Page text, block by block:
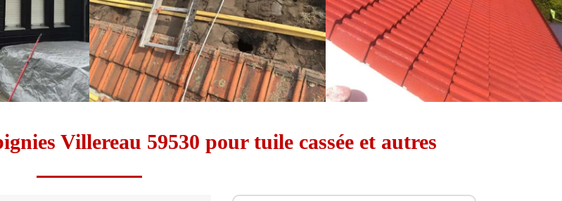
Villereau 59530 pour tuile cassée et autres